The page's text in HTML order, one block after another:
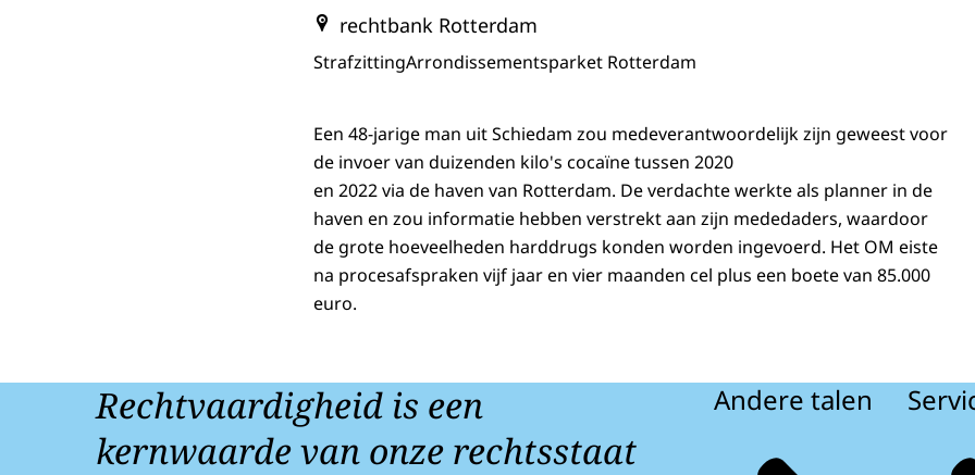
rechtbank Rotterdam
StrafzittingArrondissementsparket Rotterdam
Een 48-jarige man uit Schiedam zou medeverantwoordelijk zijn geweest voor
de invoer van duizenden kilo's cocaïne tussen 2020
en 2022 via de haven van Rotterdam. De verdachte werkte als planner in de
haven en zou informatie hebben verstrekt aan zijn mededaders, waardoor
de grote hoeveelheden harddrugs konden worden ingevoerd. Het OM eiste
na procesafspraken vijf jaar en vier maanden cel plus een boete van 85.000
euro.
Rechtvaardigheid is een
kernwaarde van onze rechtsstaat
Andere talen